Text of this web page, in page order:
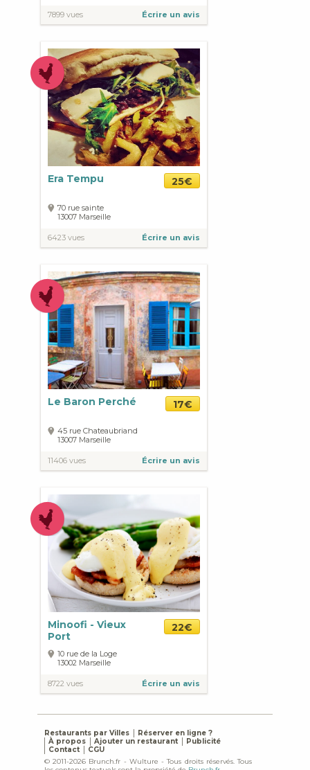
7899 vues Écrire un avis
Era Tempu 25€
70 rue sainte
13007 Marseille
6423 vues Écrire un avis
Le Baron Perché 17€
45 rue Chateaubriand
13007 Marseille
11406 vues Écrire un avis
Minoofi - Vieux
Port
22€
10 rue de la Loge
13002 Marseille
8722 vues Écrire un avis
Restaurants par Villes
Réserver en ligne ?
À propos
Ajouter un restaurant
Publicité
Contact
CGU
© 2011-2026 Brunch.fr - Wulture - Tous droits réservés. Tous